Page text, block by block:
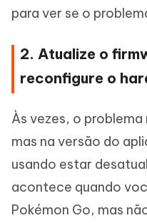
para ver se o
2. Atualize o
reconfigure o
Às vezes, o
mas na versão do
usando estar
acontece quando
Pokémon Go, mas